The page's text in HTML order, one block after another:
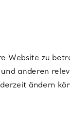
Website zu
anderen
ändern